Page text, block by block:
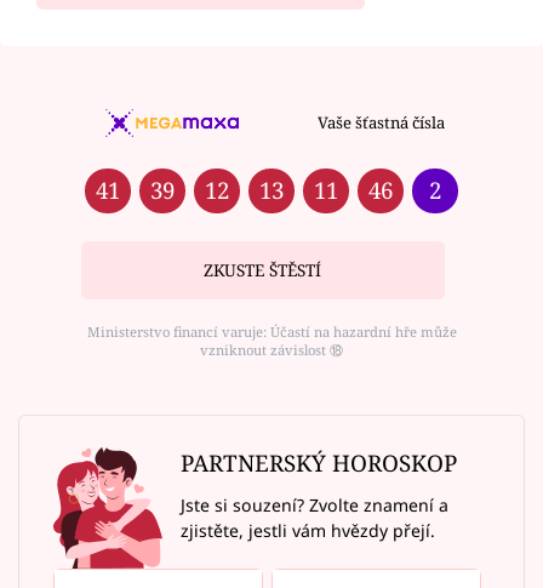
Vaše šťastná čísla
41 39 12 13 11 46 2
ZKUSTE ŠTĚSTÍ
Ministerstvo financí varuje: Účastí na hazardní hře může
vzniknout závislost ⑱
PARTNERSKÝ HOROSKOP
Jste si souzení? Zvolte znamení a
zjistěte, jestli vám hvězdy přejí.